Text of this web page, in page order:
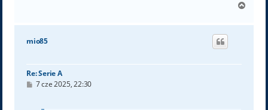
g
mio85
Re: Serie A
P7 cze 2025, 22:30